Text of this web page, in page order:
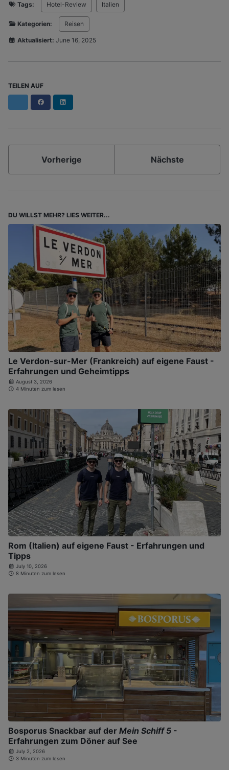
Tags: Hotel-Review Italien
Kategorien: Reisen
Aktualisiert: June 16, 2025
TEILEN AUF
Facebook
Vorherige Nächste
DU WILLST MEHR? LIES WEITER...
Le Verdon-sur-Mer (Frankreich) auf eigene Faust -
Erfahrungen und Geheimtipps
August 3, 2026
4 Minuten zum lesen
Rom (Italien) auf eigene Faust - Erfahrungen und
Tipps
July 10, 2026
8 Minuten zum lesen
Bosporus Snackbar auf der Mein Schiff 5 -
Erfahrungen zum Döner auf See
July 2, 2026
3 Minuten zum lesen